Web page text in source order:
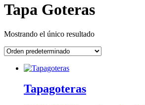
Tapa Goteras
Mostrando el único resultado
Tapagoteras